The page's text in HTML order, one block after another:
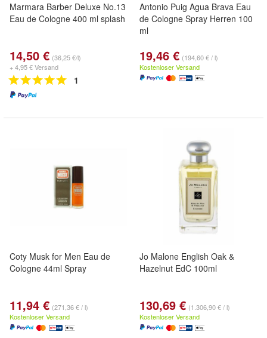
Marmara Barber Deluxe No.13
Eau de Cologne 400 ml splash
14,50 € (36,25 €/l)
+ 4,95 € Versand
1
Antonio Puig Agua Brava Eau
de Cologne Spray Herren 100
ml
19,46 € (194,60 € / l)
Kostenloser Versand
Coty Musk for Men Eau de
Cologne 44ml Spray
11,94 € (271,36 € / l)
Kostenloser Versand
Jo Malone English Oak &
Hazelnut EdC 100ml
130,69 € (1.306,90 € / l)
Kostenloser Versand